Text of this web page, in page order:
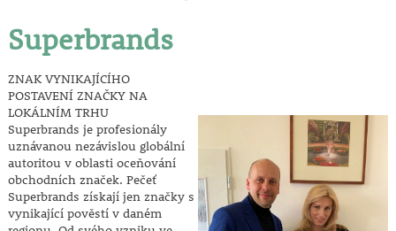
Superbrands
ZNAK VYNIKAJÍCÍHO
POSTAVENÍ ZNAČKY NA
LOKÁLNÍM TRHU
Superbrands je profesionály
uznávanou nezávislou globální
autoritou v oblasti oceňování
obchodních značek. Pečeť
Superbrands získají jen značky s
vynikající pověstí v daném